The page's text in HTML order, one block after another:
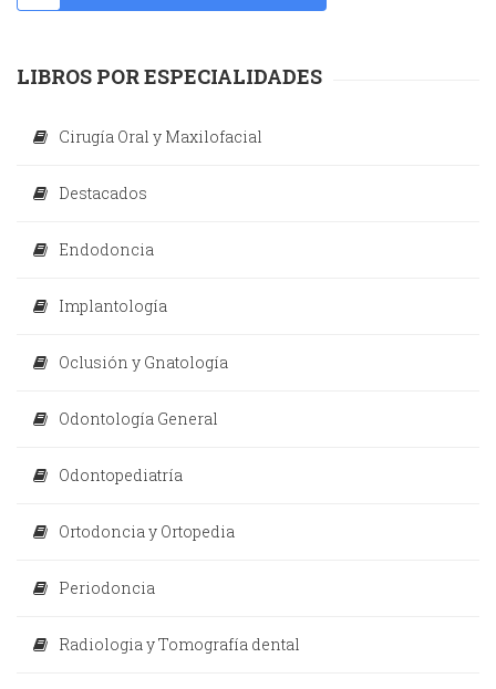
LIBROS POR ESPECIALIDADES
Cirugía Oral y Maxilofacial
Destacados
Endodoncia
Implantología
Oclusión y Gnatología
Odontología General
Odontopediatría
Ortodoncia y Ortopedia
Periodoncia
Radiologia y Tomografía dental